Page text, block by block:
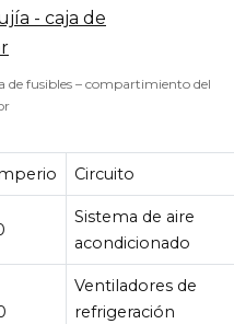
de fusibles – compartimiento del
Circuito
Sistema de aire
acondicionado
Ventiladores de
refrigeración